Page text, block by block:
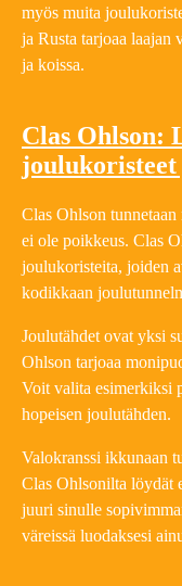
myös muita
ja Rusta tarjoaa laajan
ja koissa.
Clas Ohlson:
joulukoristeet
Clas Ohlson
ei ole poikkeus. Clas
joulukoristeita, joiden
kodikkaan
Joulutähdet ovat yksi
Ohlson tarjoaa
Voit valita esimerkiksi
hopeisen joulutähden.
Valokranssi ikkunaan
Clas Ohlsonilta löydät
juuri sinulle
väreissä luodaksesi